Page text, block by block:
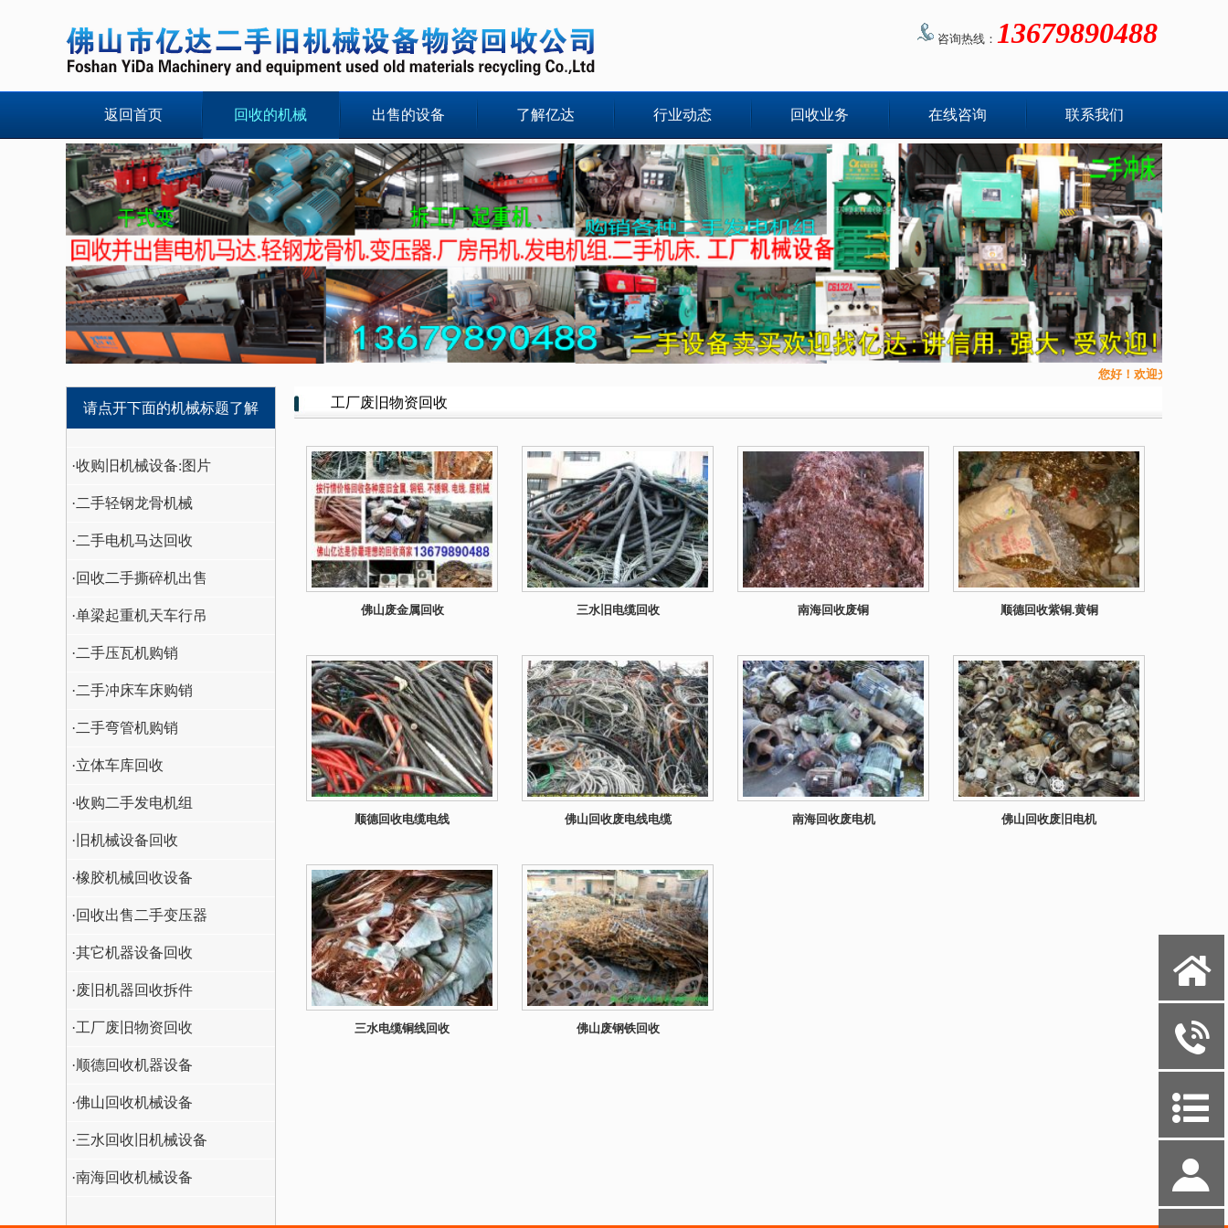
咨询热线： 13679890488
返回首页 回收的机械 出售的设备 了解亿达 行业动态 回收业务 在线咨询 联系我们
您好！欢迎光临二手机
请点开下面的机械标题了解
·收购旧机械设备:图片
·二手轻钢龙骨机械
·二手电机马达回收
·回收二手撕碎机出售
·单梁起重机天车行吊
·二手压瓦机购销
·二手冲床车床购销
·二手弯管机购销
·立体车库回收
·收购二手发电机组
·旧机械设备回收
·橡胶机械回收设备
·回收出售二手变压器
·其它机器设备回收
·废旧机器回收拆件
·工厂废旧物资回收
·顺德回收机器设备
·佛山回收机械设备
·三水回收旧机械设备
·南海回收机械设备
工厂废旧物资回收
佛山废金属回收 三水旧电缆回收 南海回收废铜 顺德回收紫铜.黄铜
顺德回收电缆电线 佛山回收废电线电缆 南海回收废电机 佛山回收废旧电机
三水电缆铜线回收 佛山废钢铁回收
X
y
P
S